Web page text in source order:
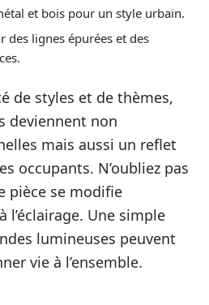
et bois pour un style urbain.
des lignes épurées et des
de styles et de thèmes,
deviennent non
mais aussi un reflet
occupants. N’oubliez pas
pièce se modifie
l’éclairage. Une simple
lumineuses peuvent
vie à l’ensemble.